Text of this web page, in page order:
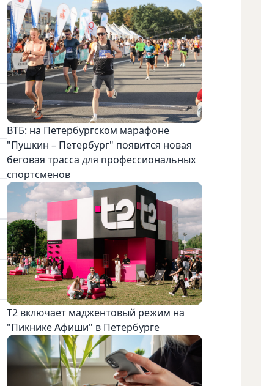
ВТБ: на Петербургском марафоне
"Пушкин – Петербург" появится новая
беговая трасса для профессиональных
спортсменов
Т2 включает маджентовый режим на
"Пикнике Афиши" в Петербурге